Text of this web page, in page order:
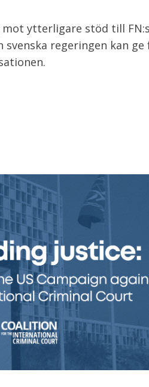
ytterligare stöd till
regeringen kan